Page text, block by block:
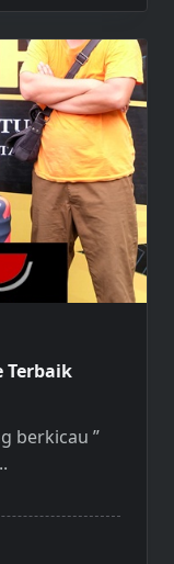
Terbaik
berkicau ”